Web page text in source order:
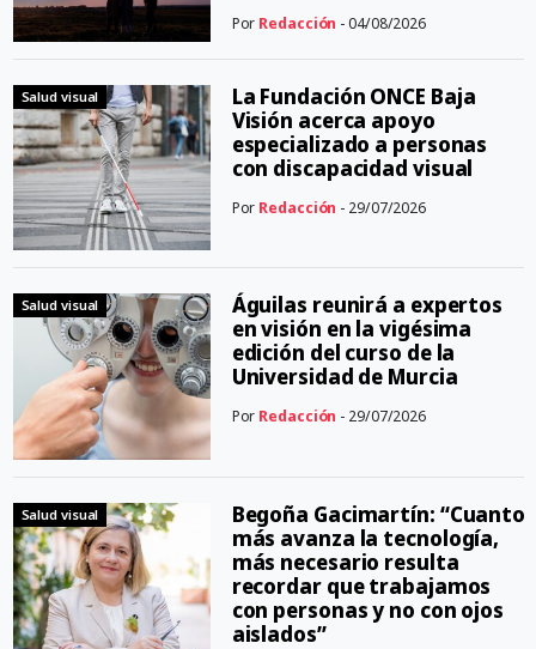
Por Redacción - 04/08/2026
Salud visual
La Fundación ONCE Baja
Visión acerca apoyo
especializado a personas
con discapacidad visual
Por Redacción - 29/07/2026
Salud visual
Águilas reunirá a expertos
en visión en la vigésima
edición del curso de la
Universidad de Murcia
Por Redacción - 29/07/2026
Salud visual
Begoña Gacimartín: “Cuanto
más avanza la tecnología,
más necesario resulta
recordar que trabajamos
con personas y no con ojos
aislados”